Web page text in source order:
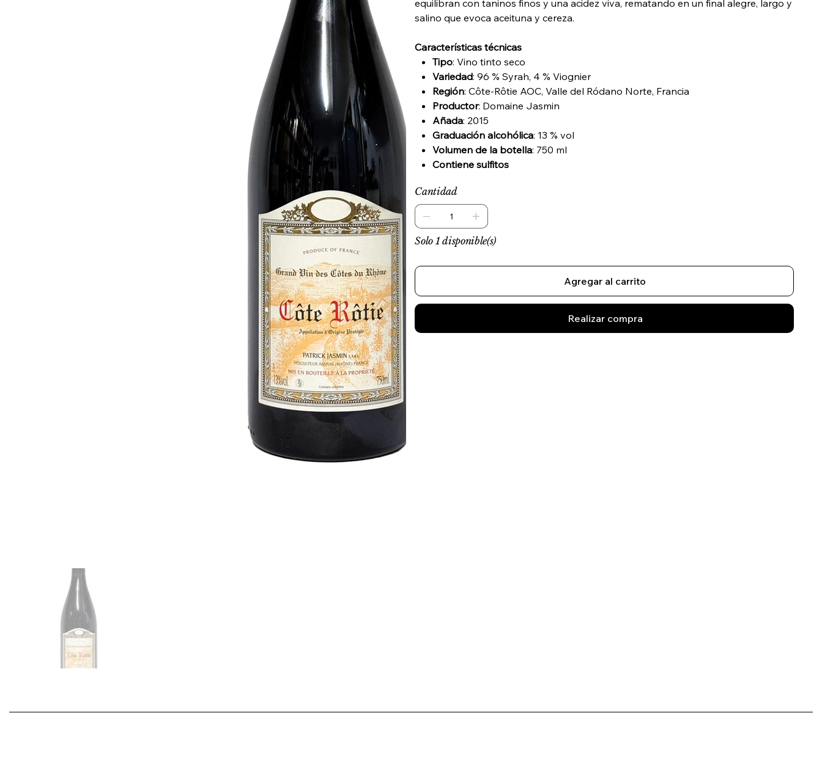
equilibran con taninos finos y una acidez viva, rematando en un final alegre, largo y
salino que evoca aceituna y cereza.
Características técnicas
Tipo: Vino tinto seco
Variedad: 96 % Syrah, 4 % Viognier
Región: Côte-Rôtie AOC, Valle del Ródano Norte, Francia
Productor: Domaine Jasmin
Añada: 2015
Graduación alcohólica: 13 % vol
Volumen de la botella: 750 ml
Contiene sulfitos
Cantidad
Solo 1 disponible(s)
Agregar al carrito
Realizar compra